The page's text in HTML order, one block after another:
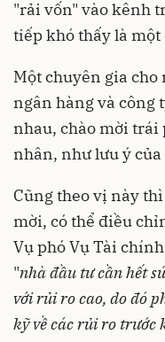
"rải vốn" vào kênh
tiếp khó thấy là một
Một chuyên gia cho
ngân hàng và công
nhau, chào mời trái
nhân, như lưu ý
Cũng theo vị này
mời, có thể điều
Vụ phó Vụ Tài
"nhà đầu tư cần hết
với rủi ro cao, do đó
kỹ về các rủi ro trước